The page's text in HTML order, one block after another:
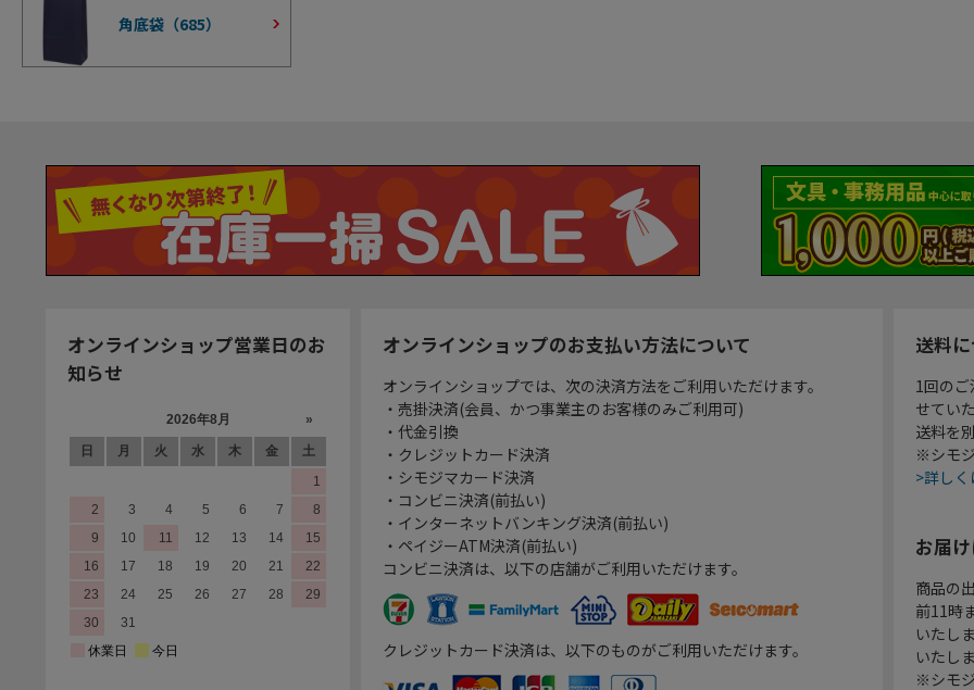
角底袋（685）
オンラインショップ営業日のお
知らせ
オンラインショップのお支払い方法について
オンラインショップでは、次の決済方法をご利用いただけます。
・売掛決済(会員、かつ事業主のお客様のみご利用可)
・代金引換
・クレジットカード決済
・シモジマカード決済
・コンビニ決済(前払い)
・インターネットバンキング決済(前払い)
・ペイジーATM決済(前払い)
コンビニ決済は、以下の店舗がご利用いただけます。
クレジットカード決済は、以下のものがご利用いただけます。
送料
1回の
せてい
送料を
※シモ
>詳しく
お届
商品の
前11時
いたし
いたしま
※シモ